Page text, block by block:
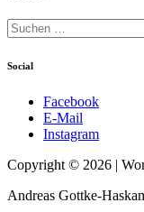
Suchen
nach:
Social
Facebook
E-Mail
Instagram
Copyright © 2026 |
Andreas Gottke-